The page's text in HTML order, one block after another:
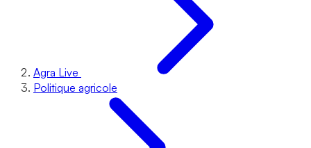
Agra Live
Politique agricole